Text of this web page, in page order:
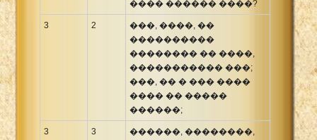
���� ������ ����?
3 2
���, ����, ��
����������
�������� �� ����,
����������� ���;
���, �� � ��� ����
���� �� �����
������;
3 3 ������, ��������,